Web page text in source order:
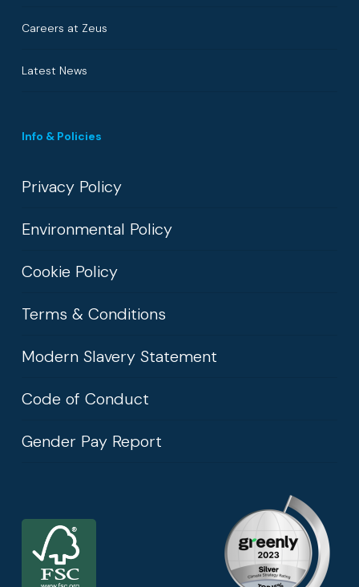
Careers at Zeus
Latest News
Info & Policies
Privacy Policy
Environmental Policy
Cookie Policy
Terms & Conditions
Modern Slavery Statement
Code of Conduct
Gender Pay Report